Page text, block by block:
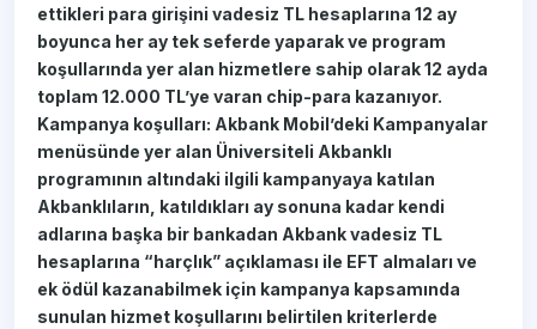
ettikleri para girişini vadesiz TL hesaplarına 12 ay
boyunca her ay tek seferde yaparak ve program
koşullarında yer alan hizmetlere sahip olarak 12 ayda
toplam 12.000 TL’ye varan chip-para kazanıyor.
Kampanya koşulları: Akbank Mobil’deki Kampanyalar
menüsünde yer alan Üniversiteli Akbanklı
programının altındaki ilgili kampanyaya katılan
Akbanklıların, katıldıkları ay sonuna kadar kendi
adlarına başka bir bankadan Akbank vadesiz TL
hesaplarına “harçlık” açıklaması ile EFT almaları ve
ek ödül kazanabilmek için kampanya kapsamında
sunulan hizmet koşullarını belirtilen kriterlerde